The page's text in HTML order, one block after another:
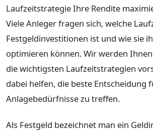
Laufzeitstrategie Ihre Rendite
Viele Anleger fragen sich, welche
Festgeldinvestitionen ist und wie sie
optimieren können. Wir werden
die wichtigsten Laufzeitstrategien
dabei helfen, die beste Entscheidung
Anlagebedürfnisse zu treffen.
Als Festgeld bezeichnet man ein